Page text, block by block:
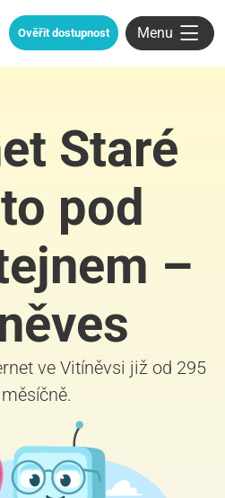
Ověřit dostupnost Menu
Staré
pod
–
ve Vitíněvsi již od 295